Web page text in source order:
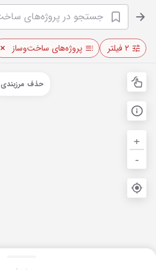
۲ فیلتر پروژه‌های ساخت‌وساز
+
-
حذف مرزبندی